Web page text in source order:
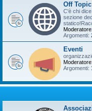
Off
C'è chi
sezione
Moderatore:
Argomenti:
Eventi
Moderatore:
Argomenti: